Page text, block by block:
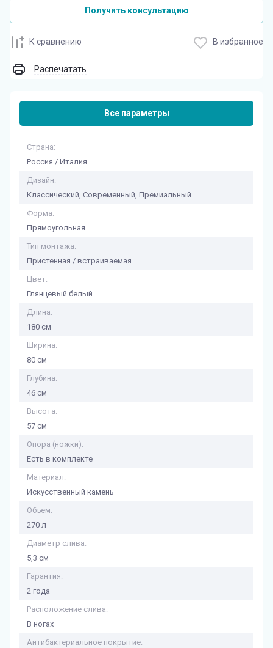
Получить консультацию
К сравнению В избранное
Распечатать
Все параметры
Страна:
Россия / Италия
Дизайн:
Классический, Современный, Премиальный
Форма:
Прямоугольная
Тип монтажа:
Пристенная / встраиваемая
Цвет:
Глянцевый белый
Длина:
180 см
Ширина:
80 см
Глубина:
46 см
Высота:
57 см
Опора (ножки):
Есть в комплекте
Материал:
Искусственный камень
Объем:
270 л
Диаметр слива:
5,3 см
Гарантия:
2 года
Расположение слива:
В ногах
Антибактериальное покрытие: